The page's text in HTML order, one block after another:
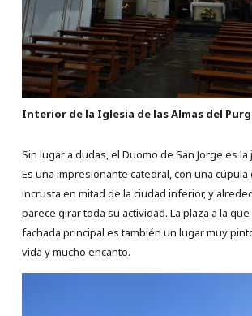
Interior de la Iglesia de las Almas del
Sin lugar a dudas, el Duomo de San Jorge es la
Es una impresionante catedral, con una
incrusta en mitad de la ciudad inferior, y
parece girar toda su actividad. La plaza a la
fachada principal es también un lugar muy
vida y mucho encanto.